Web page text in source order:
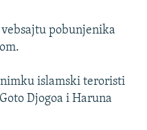
pobunjenika
islamski teroristi
Djogoa i Haruna